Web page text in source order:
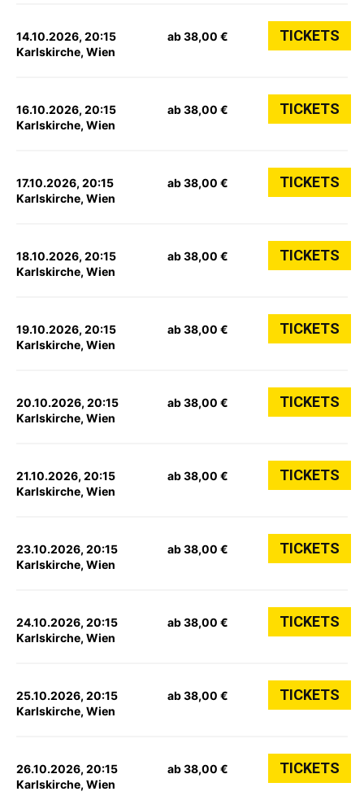
14.10.2026, 20:15
Karlskirche, Wien
ab 38,00 € TICKETS
16.10.2026, 20:15
Karlskirche, Wien
ab 38,00 € TICKETS
17.10.2026, 20:15
Karlskirche, Wien
ab 38,00 € TICKETS
18.10.2026, 20:15
Karlskirche, Wien
ab 38,00 € TICKETS
19.10.2026, 20:15
Karlskirche, Wien
ab 38,00 € TICKETS
20.10.2026, 20:15
Karlskirche, Wien
ab 38,00 € TICKETS
21.10.2026, 20:15
Karlskirche, Wien
ab 38,00 € TICKETS
23.10.2026, 20:15
Karlskirche, Wien
ab 38,00 € TICKETS
24.10.2026, 20:15
Karlskirche, Wien
ab 38,00 € TICKETS
25.10.2026, 20:15
Karlskirche, Wien
ab 38,00 € TICKETS
26.10.2026, 20:15
Karlskirche, Wien
ab 38,00 € TICKETS